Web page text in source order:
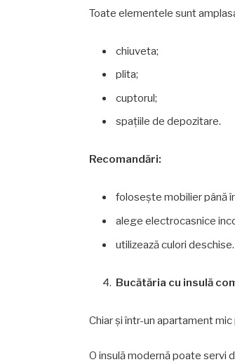
Toate elementele sunt
chiuveta;
plita;
cuptorul;
spațiile de depozitare.
Recomandări:
folosește mobilier până
alege electrocasnice
utilizează culori deschise.
Bucătăria cu insulă
Chiar și într-un apartament
O insulă modernă poate servi